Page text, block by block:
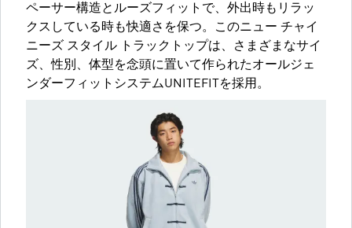
ペーサー構造とルーズフィットで、外出時もリラッ
クスしている時も快適さを保つ。このニュー チャイ
ニーズ スタイル トラックトップは、さまざまなサイ
ズ、性別、体型を念頭に置いて作られたオールジェ
ンダーフィットシステムUNITEFITを採用。